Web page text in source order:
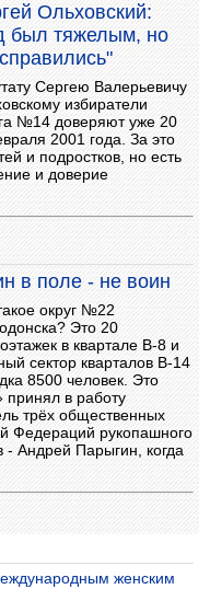
Ольховский:
был тяжелым, но
Сергею Валерьевичу
избиратели
№14 доверяют уже 20
2001 года. За это
и подростков, но есть
и доверие
в поле - не воин
округ №22
Это 20
в квартале В-8 и
сектор кварталов В-14
8500 человек. Это
принял в работу
трёх общественных
Федераций рукопашного
- Андрей Парыгин, когда
женским